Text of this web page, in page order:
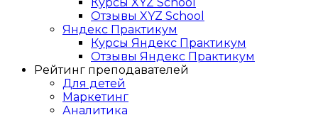
Отзывы XYZ School
Яндекс Практикум
Курсы Яндекс Практикум
Отзывы Яндекс Практикум
Рейтинг преподавателей
Для детей
Маркетинг
Аналитика